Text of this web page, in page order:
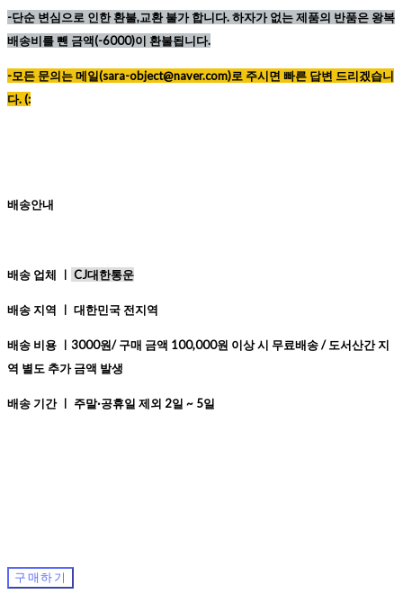
-단순 변심으로 인한 환불,교환 불가 합니다. 하자가 없는 제품의 반품은 왕복
배송비를 뺀 금액(-6000)이 환불됩니다.
-모든 문의는 메일(sara-object@naver.com)로 주시면 빠른 답변 드리겠습니
다. (:
배송안내
배송 업체 ㅣ CJ대한통운
배송 지역 ㅣ 대한민국 전지역
배송 비용 ㅣ3000원/ 구매 금액 100,000원 이상 시 무료배송 / 도서산간 지
역 별도 추가 금액 발생
배송 기간 ㅣ 주말·공휴일 제외 2일 ~ 5일
구매하기